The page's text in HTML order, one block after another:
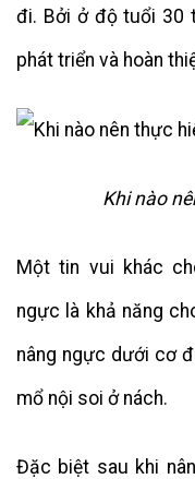
đi. Bởi ở độ tuổi 30
phát triển và hoàn
Khi nào
Một tin vui khác
ngực là khả năng
nâng ngực dưới cơ
mổ nội soi ở nách.
Đặc biệt sau khi